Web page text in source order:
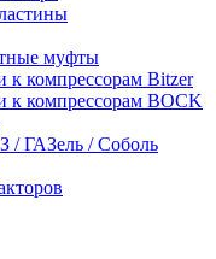
муфты
к компрессорам Bitzer
к компрессорам BOCK
/ ГАЗель / Соболь